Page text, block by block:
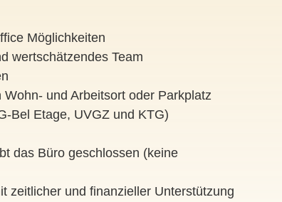
Möglichkeiten
wertschätzendes Team
und Arbeitsort oder Parkplatz
Bel Etage, UVGZ und KTG)
das Büro geschlossen (keine
zeitlicher und finanzieller Unterstützung